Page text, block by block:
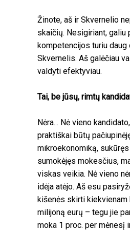
Žinote, aš ir Skvernelio
skaičių. Nesigiriant, galiu
kompetencijos turiu daug
Skvernelis. Aš galėčiau
valdyti efektyviau.
Tai, be jūsų, rimtų
Nėra... Nė vieno
praktiškai būtų
mikroekonomiką,
sumokėjęs mokesčius,
viskas veikia. Nė vieno
idėja atėjo. Aš esu
kišenės skirti kiekvienam
milijoną eurų – tegu jie
moka 1 proc. per mėnesį